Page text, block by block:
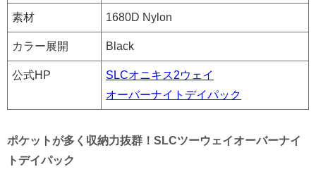
素材 1680D Nylon
カラー展開 Black
公式HP
SLCオニキス2ウェイ
オーバーナイトデイパック
ポケットが多く収納力抜群！SLCツーウェイオーバーナイ
トデイパック